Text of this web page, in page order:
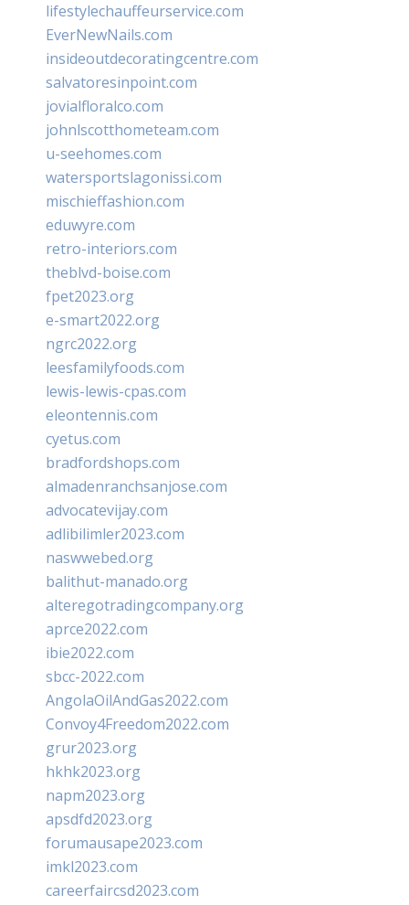
lifestylechauffeurservice.com
EverNewNails.com
insideoutdecoratingcentre.com
salvatoresinpoint.com
jovialfloralco.com
johnlscotthometeam.com
u-seehomes.com
watersportslagonissi.com
mischieffashion.com
eduwyre.com
retro-interiors.com
theblvd-boise.com
fpet2023.org
e-smart2022.org
ngrc2022.org
leesfamilyfoods.com
lewis-lewis-cpas.com
eleontennis.com
cyetus.com
bradfordshops.com
almadenranchsanjose.com
advocatevijay.com
adlibilimler2023.com
naswwebed.org
balithut-manado.org
alteregotradingcompany.org
aprce2022.com
ibie2022.com
sbcc-2022.com
AngolaOilAndGas2022.com
Convoy4Freedom2022.com
grur2023.org
hkhk2023.org
napm2023.org
apsdfd2023.org
forumausape2023.com
imkl2023.com
careerfaircsd2023.com